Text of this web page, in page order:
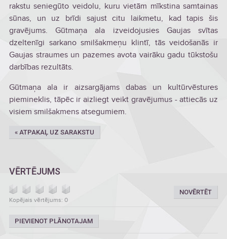
rakstu seniegūto veidolu, kuru vietām mīkstina samtainas
sūnas, un uz brīdi sajust citu laikmetu, kad tapis šis
gravējums. Gūtmaņa ala izveidojusies Gaujas svītas
dzeltenīgi sarkano smilšakmeņu klintī, tās veidošanās ir
Gaujas straumes un pazemes avota vairāku gadu tūkstošu
darbības rezultāts.
Gūtmaņa ala ir aizsargājams dabas un kultūrvēstures
piemineklis, tāpēc ir aizliegt veikt gravējumus - attiecās uz
visiem smilšakmens atsegumiem.
« ATPAKAĻ UZ SARAKSTU
VĒRTĒJUMS
NOVĒRTĒT
Kopējais vērtējums: 0
PIEVIENOT PLĀNOTAJAM